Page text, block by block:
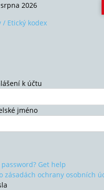
2026
/ Etický kodex
k účtu
jméno
Get help
zásadách ochrany osobních